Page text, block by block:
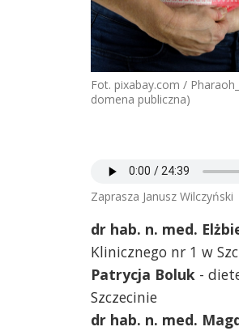
Fot. pixabay.com /
domena publiczna)
Zaprasza Janusz Wilczyński
dr hab. n. med.
Klinicznego nr 1 w
Patrycja Boluk -
Szczecinie
dr hab. n. med.